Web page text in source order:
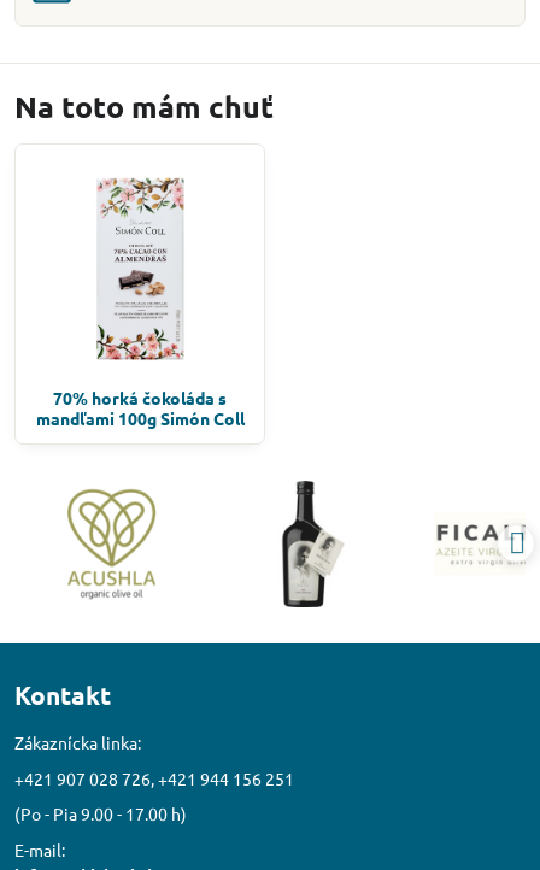
Na toto mám chuť
70% horká čokoláda s
mandľami 100g Simón Coll
Kontakt
Zákaznícka linka:
+421 907 028 726, +421 944 156 251
(Po - Pia 9.00 - 17.00 h)
E-mail: